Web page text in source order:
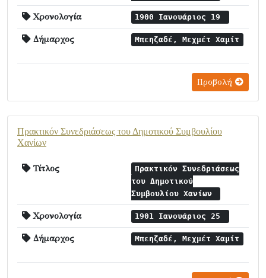
Χρονολογία 1900 Ιανουάριος 19
Δήμαρχος Μπεηζαδέ, Μεχμέτ Χαμίτ
Προβολή
Πρακτικόν Συνεδριάσεως του Δημοτικού Συμβουλίου
Χανίων
Τίτλος
Πρακτικόν Συνεδριάσεως
του Δημοτικού
Συμβουλίου Χανίων
Χρονολογία 1901 Ιανουάριος 25
Δήμαρχος Μπεηζαδέ, Μεχμέτ Χαμίτ